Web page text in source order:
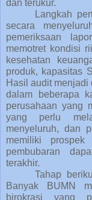
dan terukur.
Langkah
secara
pemeriksaan
memotret kondisi
kesehatan
produk, kapasitas
Hasil audit menjadi
dalam beberapa
perusahaan yang
yang perlu
menyeluruh, dan
memiliki
pembubaran
terakhir.
Tahap
Banyak BUMN
birokrasi yang